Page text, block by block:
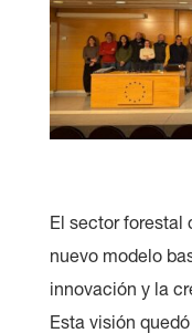
El sector forestal
nuevo modelo
innovación y la
Esta visión